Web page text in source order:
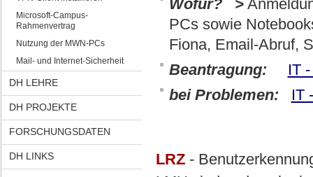
Microsoft-Campus-
Rahmenvertrag
Nutzung der MWN-PCs
Mail- und Internet-Sicherheit
DH LEHRE
DH PROJEKTE
FORSCHUNGSDATEN
DH LINKS
Wofür? >
PCs sowie
Fiona, Email-Abruf,
Beantragung:
IT
bei Problemen:
IT
LRZ-